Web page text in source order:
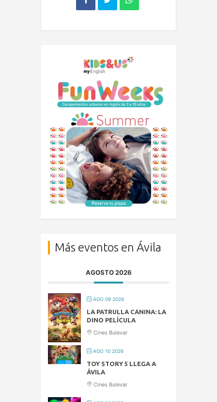
Más eventos en Ávila
AGOSTO 2026
AGO 09 2026
LA PATRULLA CANINA: LA
DINO PELÍCULA
Cines Bulevar
AGO 10 2026
TOY STORY 5 LLEGA A
ÁVILA
Cines Bulevar